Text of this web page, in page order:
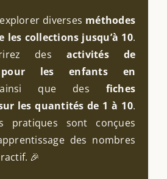
diverses méthodes
les collections jusqu’à 10.
des activités de
pour les enfants en
que des fiches
les quantités de 1 à 10.
pratiques sont conçues
des nombres
🎉